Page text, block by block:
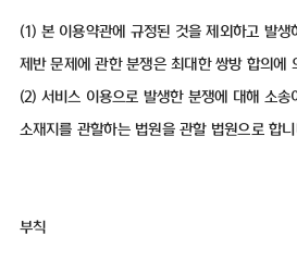
(1) 본 이용약관에 규정된 것을 제외하고 발생
제반 문제에 관한 분쟁은 최대한 쌍방 합의에
(2) 서비스 이용으로 발생한 분쟁에 대해 소송
소재지를 관할하는 법원을 관할 법원으로 합
부칙